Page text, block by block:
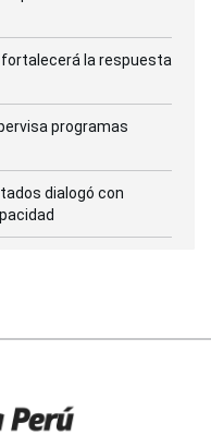
fortalecerá la respuesta
programas
dialogó con